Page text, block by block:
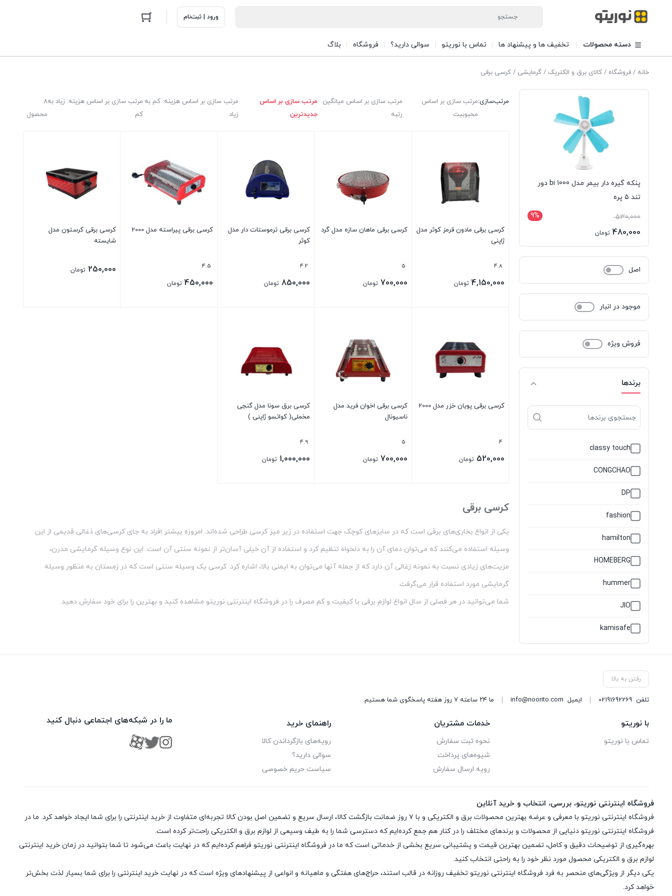
ورود | ثبت‌نام
دسته محصولات تخفیف ها و پیشنهاد ها تماس با نوریتو سوالی دارید؟ فروشگاه بلاگ
خانه /فروشگاه /کالای برق و الکتریک /گرمایشی / کرسی برقی
پنکه گیره دار بیمر مدل bi 1000 دور
تند ۵ پره
9%
530,000قیمت
اصلی:
530,000 تومان
بود.
480,000 تومان
قیمت
480,000 تومان.
اصل
موجود در انبار
فروش ویژه
برندها
classy touch
CONGCHAO
DP
fashion
hamilton
HOMEBERG
hummer
JIO
kamisafe
PGT
RAF
آراسته
اخوان فرید
بوش
بیمر
پارس خزر
8
محصول
مرتب‌سازی:مرتب سازی بر اساس
محبوبیت
مرتب سازی بر اساس میانگین
رتبه
مرتب سازی بر اساس
جدیدترین
مرتب سازی بر اساس هزینه: کم به
زیاد
مرتب سازی بر اساس هزینه: زیاد به
کم
کرسی برقی مادون قرمز کوثر مدل
ژاپنی
4.8
4,150,000 تومان
کرسی برقی ماهان سازه مدل گرد
5
700,000 تومان
کرسی برقی ترموستات دار مدل
کوثر
4.2
850,000 تومان
کرسی برقی پیراسته مدل 2000
4.5
450,000 تومان
کرسی برقی کرستون مدل
شایسته
250,000 تومان
کرسی برقی پویان خزر مدل 2000
4
520,000 تومان
کرسی برقی اخوان فرید مدل
ناسیونال
5
700,000 تومان
کرسی برق سونا مدل گنجی
مخملی( کواتسو ژاپنی )
4.9
1,000,000 تومان
کرسی برقی
یکی از انواع بخاری‌های برقی است که در سایزهای کوچک جهت استفاده در زیر میز کرسی طراحی شده‌اند. امروزه بیشتر افراد به جای کرسی‌های ذغالی قدیمی از این
وسیله استفاده می‌کنند که می‌توان دمای آن را به دلخواه تنظیم کرد و استفاده از آن خیلی آسان‌تر از نمونه سنتی آن است. این نوع وسیله گرمایشی مدرن،
مزیت‌های زیادی نسبت به نمونه زغالی آن دارد که از جمله آنها می‌توان به ایمنی بالا، اشاره کرد. کرسی یک وسیله سنتی است که در زمستان به منظور وسیله
گرمایشی مورد استفاده قرار می‌گرفت.
شما می‌توانید در هر فصلی از سال انواع لوازم برقی با کیفیت و کم مصرف را در فروشگاه اینترنتی نوریتو مشاهده کنید و بهترین را برای خود سفارش دهید.
رفتن به بالا
تلفن02191692269 ایمیل info@noorito.com ما ۲۴ ساعته ۷ روز هفته پاسخگوی شما هستیم.
با نوریتو
تماس با نوریتو
خدمات مشتریان
نحوه ثبت سفارش
شیوه‌های پرداخت
رویه ارسال سفارش
راهنمای خرید
رویه‌های بازگرداندن کالا
سوالی دارید؟
سیاست حریم خصوصی
ما را در شبکه‌های اجتماعی دنبال کنید
فروشگاه اینترنتی نوریتو، بررسی، انتخاب و خرید آنلاین
فروشگاه اینترنتی نوریتو با معرفی و عرضه بهترین محصولات برق و الکتریکی و با ۷ روز ضمانت بازگشت کالا، ارسال سریع و تضمین اصل بودن کالا تجربه‌ای متفاوت از خرید اینترنتی را برای شما ایجاد خواهد کرد. ما در
فروشگاه اینترنتی نوریتو دنیایی از محصولات و برندهای مختلف را در کنار هم جمع کرده‌ایم که دسترسی شما را به طیف وسیعی از لوازم برق و الکتریکی راحت‌تر کرده است.
بهره‌گیری از توضیحات دقیق و کامل، تضمین بهترین قیمت و پشتیبانی سریع بخشی از خدماتی است که ما در فروشگاه اینترنتی نوریتو فراهم کرده‌ایم که در نهایت باعث می‌شود تا شما بتوانید در زمان خرید اینترنتی
لوازم برق و الکتریکی محصول مورد نظر خود را به راحتی انتخاب کنید.
یکی دیگر از ویژگی‌های منحصر به فرد فروشگاه اینترنتی نوریتو تخفیف روزانه در قالب استند، حراج‌های هفتگی و ماهیانه و انواعی از پیشنهادهای ویژه است که در نهایت خرید اینترنتی را برای شما بسیار لذت ‌بخش‌تر
خواهد کرد.